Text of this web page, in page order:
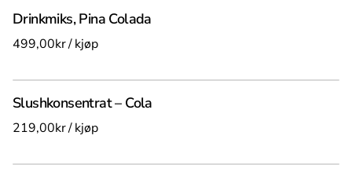
Drinkmiks, Pina Colada
/
Slushkonsentrat – Cola
/